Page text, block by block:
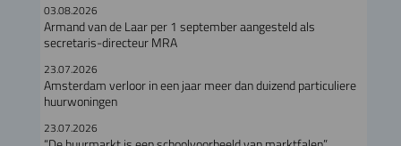
03.08.2026
Armand van de Laar per 1 september aangesteld als
secretaris-directeur MRA
23.07.2026
Amsterdam verloor in een jaar meer dan duizend particuliere
huurwoningen
23.07.2026